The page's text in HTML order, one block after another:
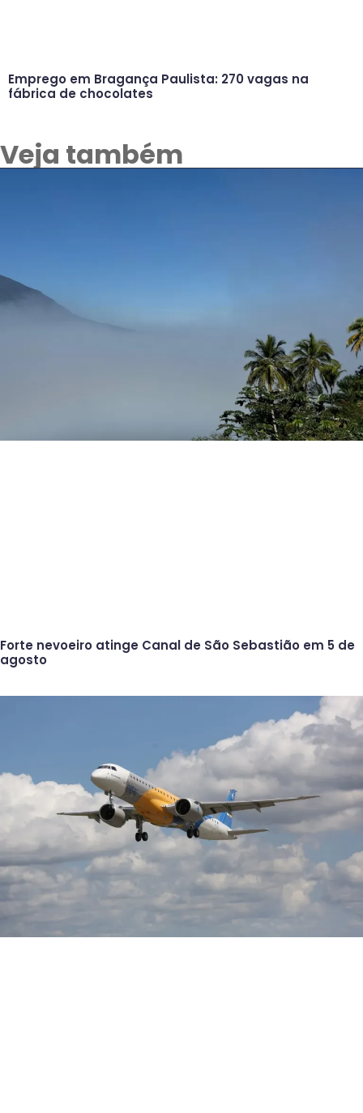
Emprego em Bragança Paulista: 270 vagas na
fábrica de chocolates
Veja também
Forte nevoeiro atinge Canal de São Sebastião em 5 de
agosto